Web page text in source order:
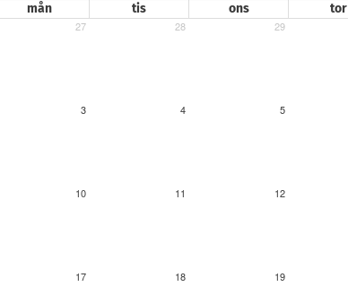
mån tis ons tor
27 28 29
3 4 5
10 11 12
17 18 19